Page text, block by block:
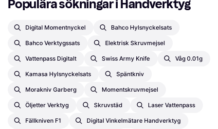
Populära sökningar i Handverktyg
Digital Momentnyckel Bahco Hylsnyckelsats
Bahco Verktygssats Elektrisk Skruvmejsel
Vattenpass Digitalt Swiss Army Knife Våg 0.01g
Kamasa Hylsnyckelsats Späntkniv
Morakniv Garberg Momentskruvmejsel
Öljetter Verktyg Skruvstäd Laser Vattenpass
Fällkniven F1 Digital Vinkelmätare Handverktyg